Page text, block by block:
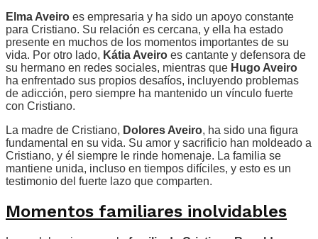
Elma Aveiro es empresaria y ha sido un apoyo constante
para Cristiano. Su relación es cercana, y ella ha estado
presente en muchos de los momentos importantes de su
vida. Por otro lado, Kátia Aveiro es cantante y defensora de
su hermano en redes sociales, mientras que Hugo Aveiro
ha enfrentado sus propios desafíos, incluyendo problemas
de adicción, pero siempre ha mantenido un vínculo fuerte
con Cristiano.
La madre de Cristiano, Dolores Aveiro, ha sido una figura
fundamental en su vida. Su amor y sacrificio han moldeado a
Cristiano, y él siempre le rinde homenaje. La familia se
mantiene unida, incluso en tiempos difíciles, y esto es un
testimonio del fuerte lazo que comparten.
Momentos familiares inolvidables